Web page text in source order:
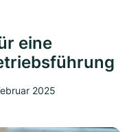
eine
2025